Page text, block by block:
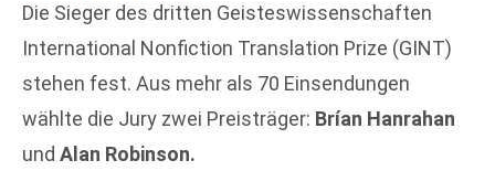
Die Sieger des dritten Geisteswissenschaften
International Nonfiction Translation Prize (GINT)
stehen fest. Aus mehr als 70 Einsendungen
wählte die Jury zwei Preisträger: Brían Hanrahan
und Alan Robinson.